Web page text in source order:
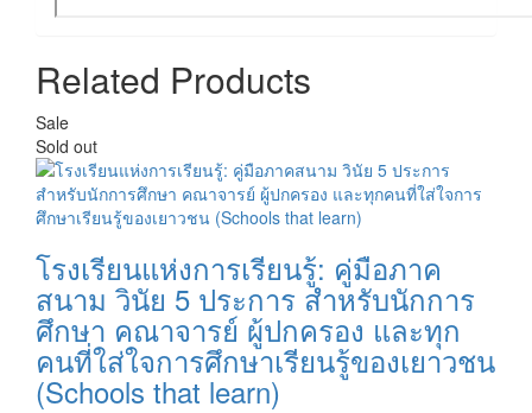
Related Products
Sale
Sold out
โรงเรียนแห่งการเรียนรู้: คู่มือภาค
สนาม วินัย 5 ประการ สำหรับนักการ
ศึกษา คณาจารย์ ผู้ปกครอง และทุก
คนที่ใส่ใจการศึกษาเรียนรู้ของเยาวชน
(Schools that learn)